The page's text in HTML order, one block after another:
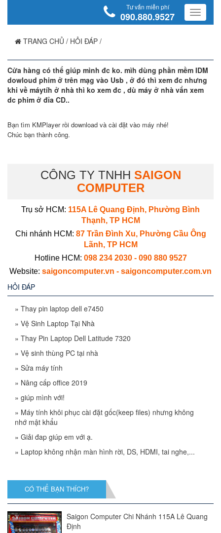
Tư vấn miễn phí
090.880.9527
TRANG CHỦ / HỎI ĐÁP /
Cửa hàng có thể giúp mình đc ko. mìh dùng phần mềm IDM
dowloud phim ở trên mạg vào Usb , ở đó thì xem đc nhưng
khi về máytíh ở nhà thì ko xem đc , dù máy ở nhà vẩn xem
dc phim ở đỉa CD..
Bạn tìm KMPlayer rồi download và cài đặt vào máy nhé!
Chúc bạn thành công.
CÔNG TY TNHH SAIGON
COMPUTER
Trụ sở HCM: 115A Lê Quang Định, Phường Bình
Thạnh, TP HCM
Chi nhánh HCM: 87 Trần Đình Xu, Phường Cầu Ông
Lãnh, TP HCM
Hotline HCM: 098 234 2030 - 090 880 9527
Website: saigoncomputer.vn - saigoncomputer.com.vn
HỎI ĐÁP
» Thay pin laptop dell e7450
» Vệ Sinh Laptop Tại Nhà
» Thay Pin Laptop Dell Latitude 7320
» Vệ sinh thùng PC tại nhà
» Sửa máy tính
» Nâng cấp office 2019
» giúp mình với!
» Máy tính khôi phục cài đặt gốc(keep files) nhưng không
nhớ mật khẩu
» Giải đap giúp em với ạ.
» Laptop không nhận màn hình rời, DS, HDMI, tai nghe,...
CÓ THỂ BẠN THÍCH?
Saigon Computer Chi Nhánh 115A Lê Quang
Định